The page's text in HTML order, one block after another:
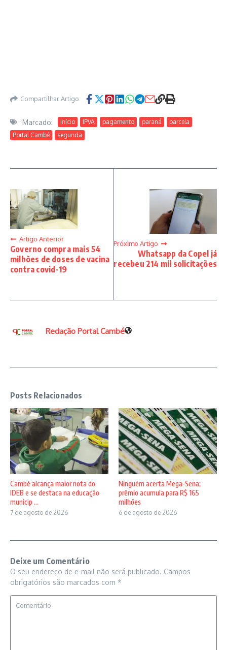
Compartilhar Artigo
Marcado: início IPVA pagamento paraná
parcela
Portal Cambé
segunda
Artigo Anterior
Governo compra mais 54
milhões de doses de vacina
contra covid-19
Próximo Artigo
Whatsapp da Copel já
recebeu 214 mil solicitações
Redação Portal Cambé
Posts Relacionados
Cambé alcança maior nota do
IDEB e se destaca na educação
municip ...
7 de agosto de 2026
Ninguém acerta Mega-Sena;
prêmio acumula para R$ 165
milhões
6 de agosto de 2026
Deixe um Comentário
O seu endereço de e-mail não será publicado. Campos
obrigatórios são marcados com *